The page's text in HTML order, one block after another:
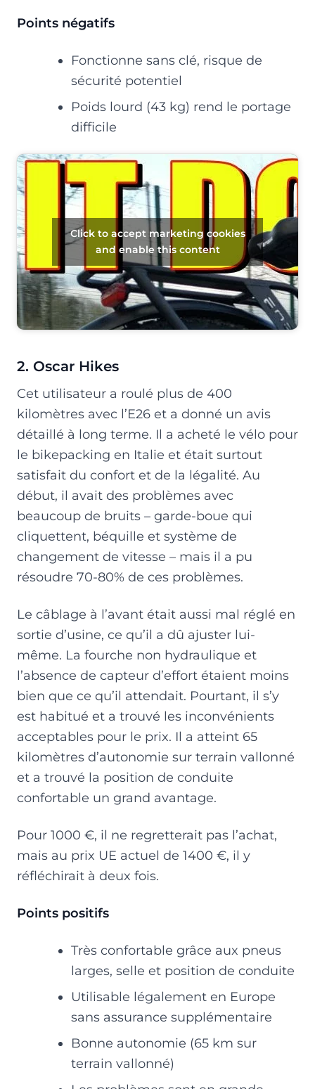
Points négatifs
Fonctionne sans clé, risque de
sécurité potentiel
Poids lourd (43 kg) rend le portage
difficile
Click to accept marketing cookies
and enable this content
2. Oscar Hikes
Cet utilisateur a roulé plus de 400
kilomètres avec l’E26 et a donné un avis
détaillé à long terme. Il a acheté le vélo pour
le bikepacking en Italie et était surtout
satisfait du confort et de la légalité. Au
début, il avait des problèmes avec
beaucoup de bruits – garde-boue qui
cliquettent, béquille et système de
changement de vitesse – mais il a pu
résoudre 70-80% de ces problèmes.
Le câblage à l’avant était aussi mal réglé en
sortie d’usine, ce qu’il a dû ajuster lui-
même. La fourche non hydraulique et
l’absence de capteur d’effort étaient moins
bien que ce qu’il attendait. Pourtant, il s’y
est habitué et a trouvé les inconvénients
acceptables pour le prix. Il a atteint 65
kilomètres d’autonomie sur terrain vallonné
et a trouvé la position de conduite
confortable un grand avantage.
Pour 1000 €, il ne regretterait pas l’achat,
mais au prix UE actuel de 1400 €, il y
réfléchirait à deux fois.
Points positifs
Très confortable grâce aux pneus
larges, selle et position de conduite
Utilisable légalement en Europe
sans assurance supplémentaire
Bonne autonomie (65 km sur
terrain vallonné)